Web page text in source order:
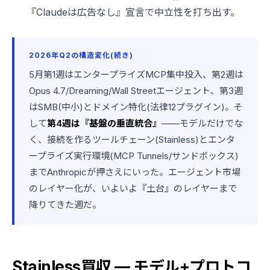
『Claudeは広告なし』宣言で中立性を打ち出す。
2026年Q2の構造変化(続き)
5月第1週はエンタープライズMCP集中投入、第2週は
Opus 4.7/Dreaming/Wall Streetエージェント、第3週
はSMB(中小)とドメイン特化(法律12プラグイン)。そ
して第4週は『基盤の垂直統合』 ——モデルだけでな
く、接続を作るツールチェーン(Stainless)とエンタ
ープライズ実行環境(MCP Tunnels/サンドボックス)
までAnthropicが押さえにいった。エージェント市場
のレイヤー化が、いよいよ『土台』のレイヤーまで
降りてきた週だ。